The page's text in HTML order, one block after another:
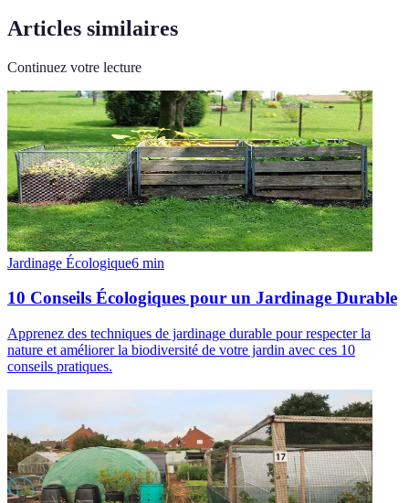
Articles similaires
Continuez votre lecture
Jardinage Écologique6 min
10 Conseils Écologiques pour un Jardinage Durable
Apprenez des techniques de jardinage durable pour respecter la
nature et améliorer la biodiversité de votre jardin avec ces 10
conseils pratiques.